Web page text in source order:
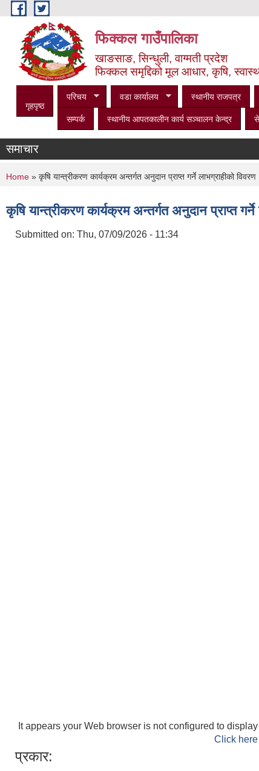
Skip to main content
फिक्कल गाउँपालिका
खाङसाङ, सिन्धुली, वाग्मती प्रदेश
फिक्कल समृद्दिको मूल आधार, कृषि,
गृहपृष्ठ
परिचय वडा कार्यालय स्थानीय राजपत्र
सम्पर्क स्थानीय आपतकालीन कार्य सञ्‍चालन केन्द्र
समाचार
You are here
Home » कृषि यान्त्रीकरण कार्यक्रम अन्तर्गत अनुदान प्राप्त गर्ने लाभग्राहीको विवरण
कृषि यान्त्रीकरण कार्यक्रम अन्तर्गत अनुदान प्राप्त गर्ने
Submitted on: Thu, 07/09/2026 - 11:34
It appears your Web browser is not configured to
Click
प्रकार: